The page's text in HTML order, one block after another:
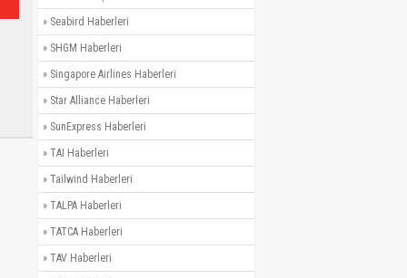
» Seabird Haberleri
» SHGM Haberleri
» Singapore Airlines Haberleri
» Star Alliance Haberleri
» SunExpress Haberleri
» TAI Haberleri
» Tailwind Haberleri
» TALPA Haberleri
» TATCA Haberleri
» TAV Haberleri